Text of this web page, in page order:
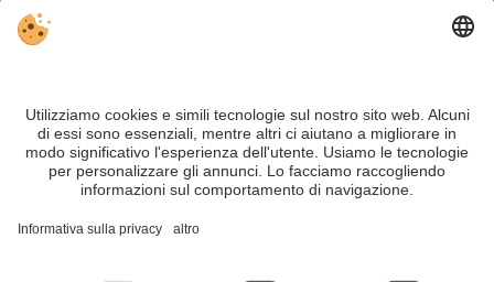
VIVOSüdtirol è il portale di viaggio per chi desidera vivere il
Trentino Alto Adige davvero – con consigli autentici, alloggi e
offerte su misura.
Nonostante il lavoro accurato e il costante aggiornamento dei